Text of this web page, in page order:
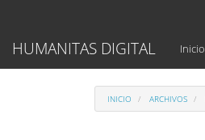
Contenido
principal
HUMANITAS DIGITAL Inicio
INICIO ARCHIVOS